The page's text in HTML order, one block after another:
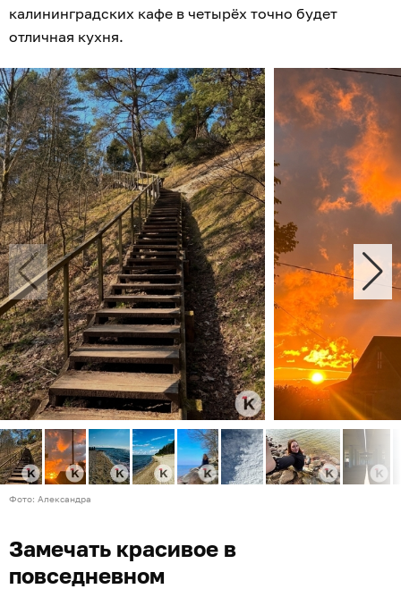
калининградских кафе в четырёх точно будет
отличная кухня.
Фото: Александра
Замечать красивое в
повседневном